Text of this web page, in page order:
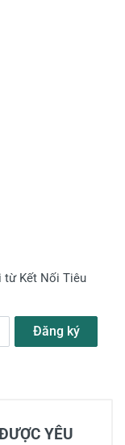
từ Kết Nối Tiêu
Đăng ký
YÊU